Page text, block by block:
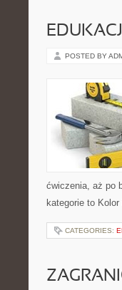
POSTED BY
ćwiczenia, aż po
kategorie to
CATEGORIES: